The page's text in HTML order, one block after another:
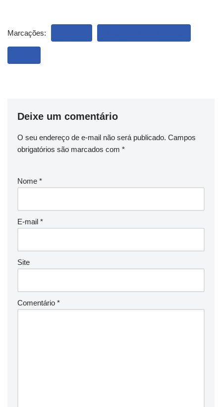
Marcações:
Deixe um comentário
O seu endereço de e-mail não será publicado. Campos
obrigatórios são marcados com *
Nome *
E-mail *
Site
Comentário *